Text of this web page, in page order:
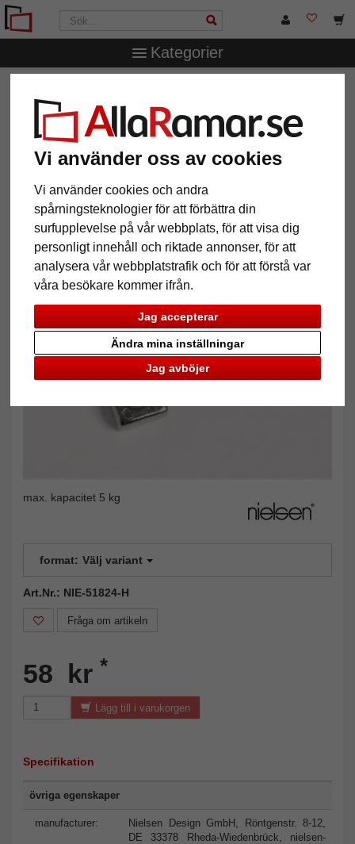
Vi använder oss av cookies
Vi använder cookies och andra
spårningsteknologier för att förbättra din
surfupplevelse på vår webbplats, för att visa dig
personligt innehåll och riktade annonser, för att
analysera vår webbplatstrafik och för att förstå var
våra besökare kommer ifrån.
Jag accepterar
Jag avböjer
Ändra mina inställningar
Kategorier
bildhängare
2 stycken små bildhängare
max. kapacitet 5 kg
format: Välj variant
Art.Nr.: NIE-51824-H
Fråga om artikeln
58 kr *
Lägg till i varukorgen
Specifikation
övriga egenskaper
manufacturer:
Nielsen Design GmbH, Röntgenstr. 8-12,
DE 33378 Rheda-Wiedenbrück, nielsen-